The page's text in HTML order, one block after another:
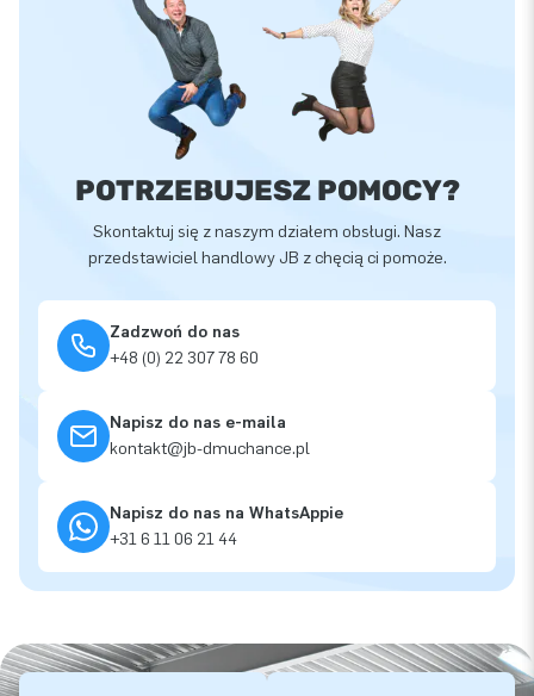
POTRZEBUJESZ POMOCY?
Skontaktuj się z naszym działem obsługi. Nasz
przedstawiciel handlowy JB z chęcią ci pomoże.
Zadzwoń do nas
+48 (0) 22 307 78 60
Napisz do nas e-maila
kontakt@jb-dmuchance.pl
Napisz do nas na WhatsAppie
+31 6 11 06 21 44